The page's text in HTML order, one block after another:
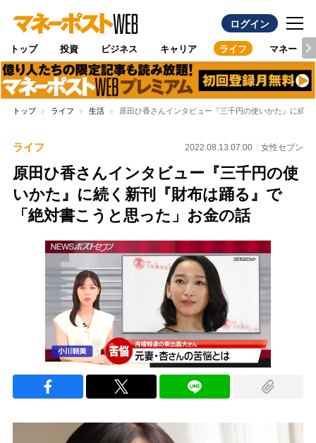
ログイン
トップ 投資 ビジネス キャリア ライフ マネー
トップ ライフ 生活 原田ひ香さんインタビュー『三千円の使いかた』に続
ライフ 2022.08.13 07:00 女性セブン
原田ひ香さんインタビュー『三千円の使
いかた』に続く新刊『財布は踊る』で
「絶対書こうと思った」お金の話